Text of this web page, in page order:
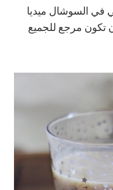
في السوشال ميديا
تكون مرجع للجميع